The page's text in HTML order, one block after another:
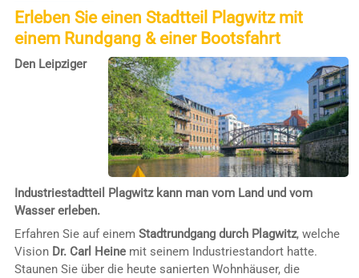
Erleben Sie einen Stadtteil Plagwitz mit
einem Rundgang & einer Bootsfahrt
Den Leipziger
Industriestadtteil Plagwitz kann man vom Land und vom
Wasser erleben.
Erfahren Sie auf einem Stadtrundgang durch Plagwitz, welche
Vision Dr. Carl Heinemit seinem Industriestandort hatte.
Staunen Sie über die heute sanierten Wohnhäuser, die